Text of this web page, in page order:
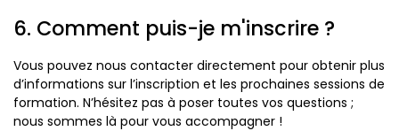
6. Comment puis-je m'inscrire ?
Vous pouvez nous contacter directement pour obtenir plus
d’informations sur l’inscription et les prochaines sessions de
formation. N’hésitez pas à poser toutes vos questions ;
nous sommes là pour vous accompagner !